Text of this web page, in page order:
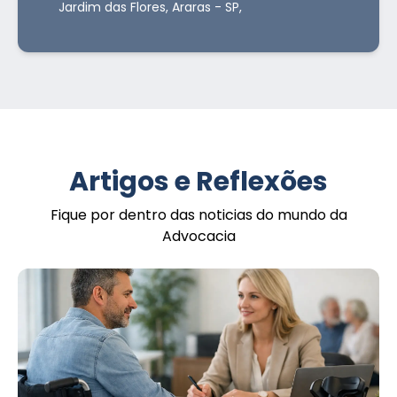
Jardim das Flores, Araras - SP,
Artigos e Reflexões
Fique por dentro das noticias do mundo da
Advocacia